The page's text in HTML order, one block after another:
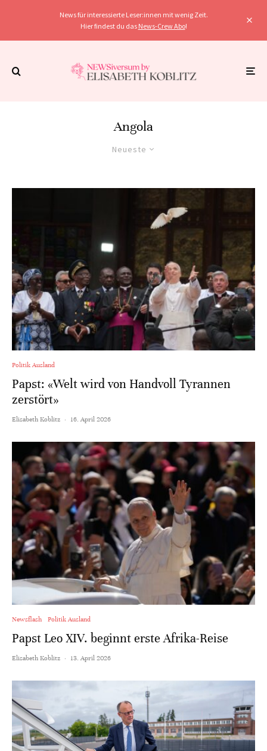
News für interessierte Leser:innen mit wenig Zeit.
Hier findest du das News-Crew Abo!
Angola
Neueste
Politik Ausland
Papst: «Welt wird von Handvoll Tyrannen
zerstört»
Elisabeth Koblitz · 16. April 2026
Newsflash Politik Ausland
Papst Leo XIV. beginnt erste Afrika-Reise
Elisabeth Koblitz · 13. April 2026